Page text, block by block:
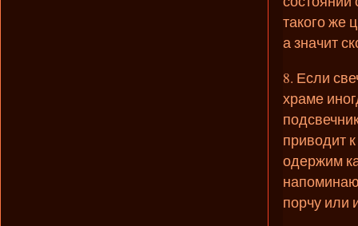
такого же
а значит
8. Если
храме
приводит
одержим
порчу или